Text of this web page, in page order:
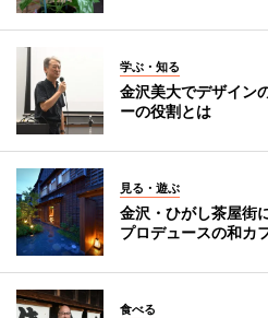
学ぶ・知る
金沢美大でデザイ
ーの役割とは
見る・遊ぶ
金沢・ひがし茶屋街
プロデュースの和カ
食べる